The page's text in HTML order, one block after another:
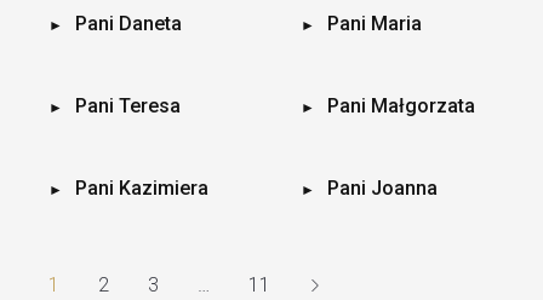
Pani Daneta Pani Maria
Pani Teresa Pani Małgorzata
Pani Kazimiera Pani Joanna
1 2 3 11